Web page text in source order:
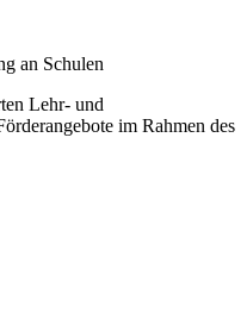
an Schulen
Lehr- und
im Rahmen des